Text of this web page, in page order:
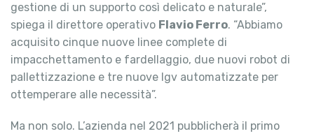
gestione di un supporto così delicato e naturale”,
spiega il direttore operativo Flavio Ferro. “Abbiamo
acquisito cinque nuove linee complete di
impacchettamento e fardellaggio, due nuovi robot di
pallettizzazione e tre nuove lgv automatizzate per
ottemperare alle necessità”.
Ma non solo. L’azienda nel 2021 pubblicherà il primo